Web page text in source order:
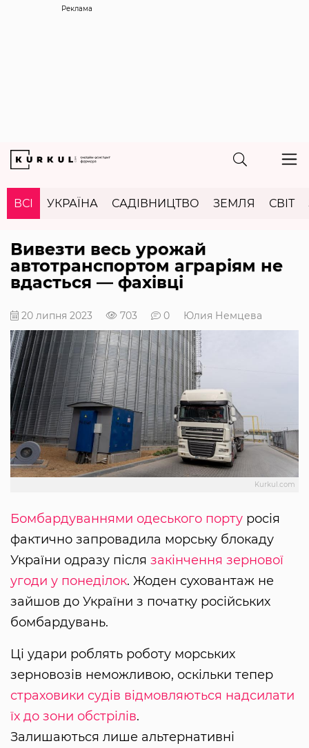
Реклама
ВСІ УКРАЇНА САДІВНИЦТВО ЗЕМЛЯ СВІТ
Вивезти весь урожай
автотранспортом аграріям не
вдасться — фахівці
20 липня 2023 703 0 Юлия Немцева
Kurkul.com
Бомбардуваннями одеського порту росія
фактично запровадила морську блокаду
України одразу після закінчення зернової
угоди у понеділок. Жоден суховантаж не
зайшов до України з початку російських
бомбардувань.
Ці удари роблять роботу морських
зерновозів неможливою, оскільки тепер
страховики судів відмовляються надсилати
їх до зони обстрілів.
Залишаються лише альтернативні